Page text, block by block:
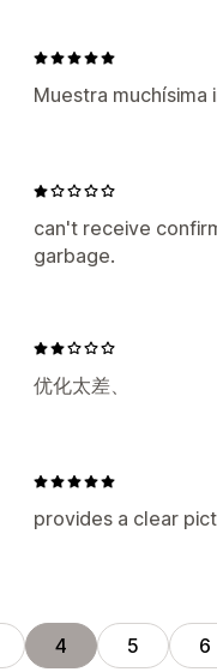
Muestra muchísima
can't receive
garbage.
优化太差、
provides a clear
4 5 6